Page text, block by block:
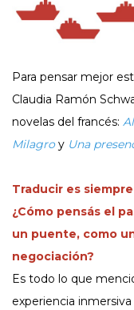
Para pensar mejor
Claudia Ramón
novelas del francés:
Milagroy Una
Traducir es
¿Cómo pensás el
un puente, como
negociación?
Es todo lo que
experiencia